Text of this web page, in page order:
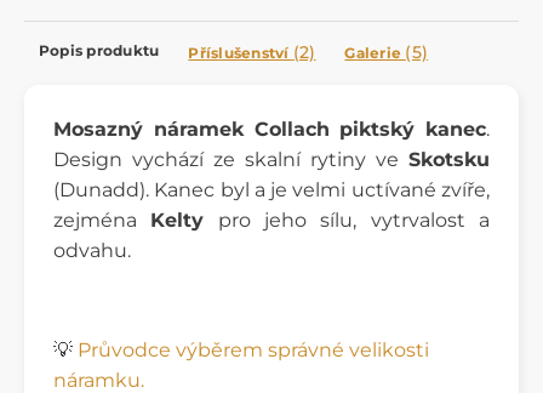
Popis produktu Příslušenství (2) Galerie (5)
Mosazný náramek Collach piktský kanec.
Design vychází ze skalní rytiny ve Skotsku
(Dunadd). Kanec byl a je velmi uctívané zvíře,
zejména Kelty pro jeho sílu, vytrvalost a
odvahu.
💡 Průvodce výběrem správné velikosti
náramku.